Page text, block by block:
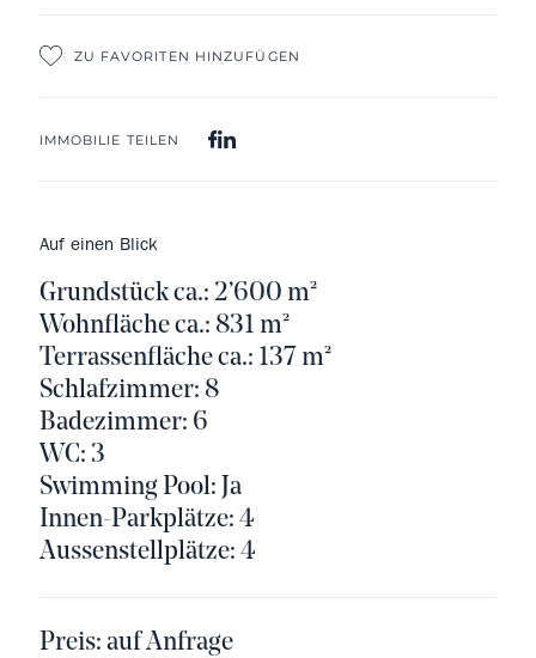
ZU FAVORITEN HINZUFÜGEN
IMMOBILIE TEILEN
Auf einen Blick
Grundstück ca.: 2’600 m²
Wohnfläche ca.: 831 m²
Terrassenfläche ca.: 137 m²
Schlafzimmer: 8
Badezimmer: 6
WC: 3
Swimming Pool: Ja
Innen-Parkplätze: 4
Aussenstellplätze: 4
Preis: auf Anfrage